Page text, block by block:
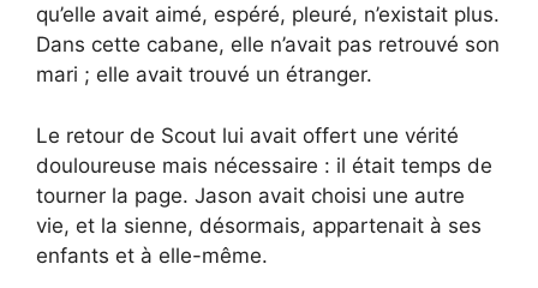
qu’elle avait aimé, espéré, pleuré, n’existait plus.
Dans cette cabane, elle n’avait pas retrouvé son
mari ; elle avait trouvé un étranger.
Le retour de Scout lui avait offert une vérité
douloureuse mais nécessaire : il était temps de
tourner la page. Jason avait choisi une autre
vie, et la sienne, désormais, appartenait à ses
enfants et à elle-même.